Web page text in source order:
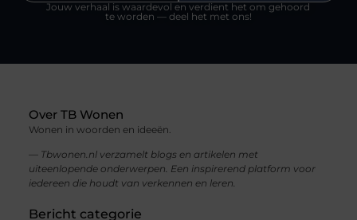
Jouw verhaal is waardevol en verdient het om gehoord
te worden — deel het met ons!
Over TB Wonen
Wonen in woorden en ideeën.
— Tbwonen.nl verzamelt blogs en artikelen met
uiteenlopende onderwerpen. Een inspirerend platform voor
iedereen die houdt van verkennen en leren.
Bericht categorie